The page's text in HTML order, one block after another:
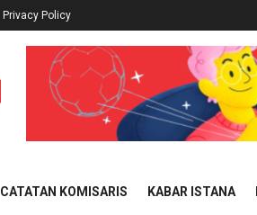
Privacy Policy
CATATAN KOMISARIS KABAR ISTANA